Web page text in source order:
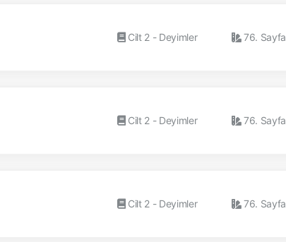
Cilt 2 - Deyimler 76. Sayfa
Cilt 2 - Deyimler 76. Sayfa
Cilt 2 - Deyimler 76. Sayfa